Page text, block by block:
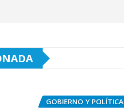
GOBIERNO Y POLÍTICA